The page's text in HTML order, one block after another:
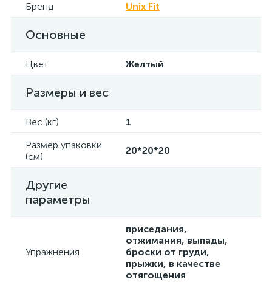
Бренд Unix Fit
Основные
Цвет Желтый
Размеры и вес
Вес (кг)
1
Размер упаковки
(см)
20*20*20
Другие
параметры
Упражнения
приседания,
отжимания, выпады,
броски от груди,
прыжки, в качестве
отягощения